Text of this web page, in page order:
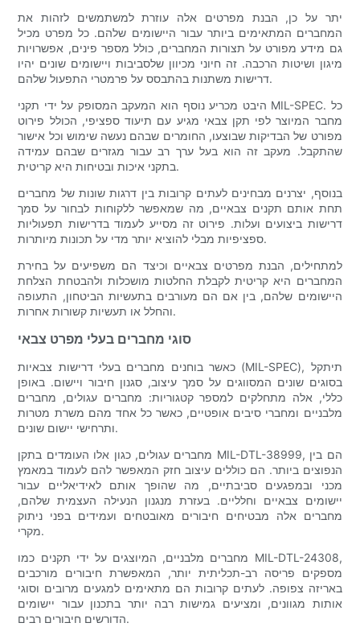
יתר על כן, הבנת מפרטים אלה עוזרת למשתמשים לזהות את
המחברים המתאימים ביותר עבור היישומים שלהם. כל מפרט מכיל
גם מידע מפורט על תצורות המחברים, כולל מספר פינים, אפשרויות
מיגון ושיטות הרכבה. זה חיוני מכיוון שלסביבות ויישומים שונים יהיו
דרישות משתנות בהתבסס על פרמטרי התפעול שלהם.
היבט מכריע נוסף הוא המעקב המסופק על ידי תקני MIL-SPEC. כל
מחבר המיוצר לפי תקן צבאי מגיע עם תיעוד ספציפי, הכולל פירוט
מפורט של הבדיקות שבוצעו, החומרים שבהם נעשה שימוש וכל אישור
שהתקבל. מעקב זה הוא בעל ערך רב עבור מגזרים שבהם עמידה
בתקני איכות ובטיחות היא קריטית.
בנוסף, יצרנים מבחינים לעתים קרובות בין דרגות שונות של מחברים
תחת אותם תקנים צבאיים, מה שמאפשר ללקוחות לבחור על סמך
דרישות ביצועים ועלות. פירוט זה מסייע לעמוד בדרישות תפעוליות
ספציפיות מבלי להוציא יותר מדי על תכונות מיותרות.
למתחילים, הבנת מפרטים צבאיים וכיצד הם משפיעים על בחירת
המחברים היא קריטית לקבלת החלטות מושכלות ולהבטחת הצלחת
היישומים שלהם, בין אם הם מעורבים בתעשיות הביטחון, התעופה
והחלל או תעשיות קשורות אחרות.
סוגי מחברים בעלי מפרט צבאי
כאשר בוחנים מחברים בעלי דרישות צבאיות (MIL-SPEC), תיתקל
בסוגים שונים המסווגים על סמך עיצוב, סגנון חיבור ויישום. באופן
כללי, אלה מתחלקים למספר קטגוריות: מחברים עגולים, מחברים
מלבניים ומחברי סיבים אופטיים, כאשר כל אחד מהם משרת מטרות
ותרחישי יישום שונים.
מחברים עגולים, כגון אלו העומדים בתקן MIL-DTL-38999, הם בין
הנפוצים ביותר. הם כוללים עיצוב חזק המאפשר להם לעמוד במאמץ
מכני ובמפגעים סביבתיים, מה שהופך אותם לאידיאליים עבור
יישומים צבאיים וחלליים. בעזרת מנגנון הנעילה העצמית שלהם,
מחברים אלה מבטיחים חיבורים מאובטחים ועמידים בפני ניתוק
מקרי.
מחברים מלבניים, המיוצגים על ידי תקנים כמו MIL-DTL-24308,
מספקים פריסה רב-תכליתית יותר, המאפשרת חיבורים מורכבים
באריזה צפופה. לעתים קרובות הם מתאימים למגעים מרובים וסוגי
אותות מגוונים, ומציעים גמישות רבה יותר בתכנון עבור יישומים
הדורשים חיבורים רבים.